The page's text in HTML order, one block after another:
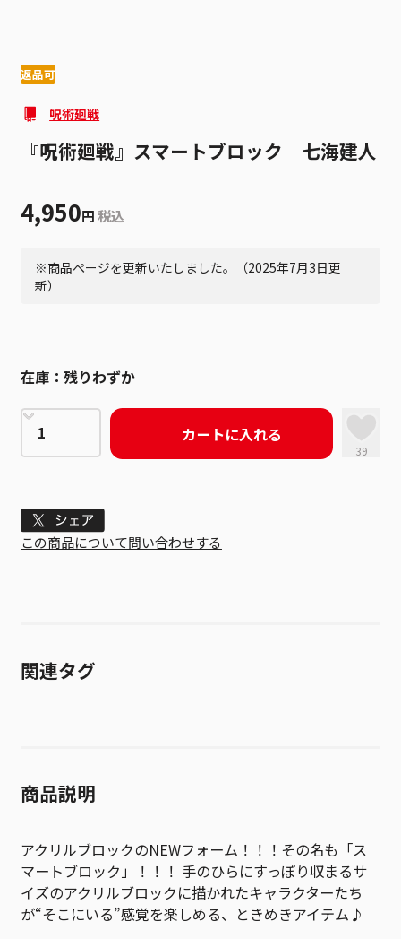
返品可
呪術廻戦
『呪術廻戦』スマートブロック 七海建人
4,950円 税込
※商品ページを更新いたしました。（2025年7月3日更
新）
在庫： 残りわずか
カートに入れる
39
Tweet
この商品について問い合わせする
関連タグ
商品説明
アクリルブロックのNEWフォーム！！！その名も「ス
マートブロック」！！！ 手のひらにすっぽり収まるサ
イズのアクリルブロックに描かれたキャラクターたち
が“そこにいる”感覚を楽しめる、ときめきアイテム♪